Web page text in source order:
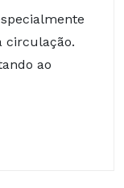
circulação.
ao